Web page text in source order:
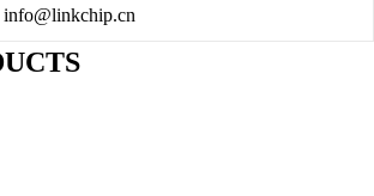
info@linkchip.cn